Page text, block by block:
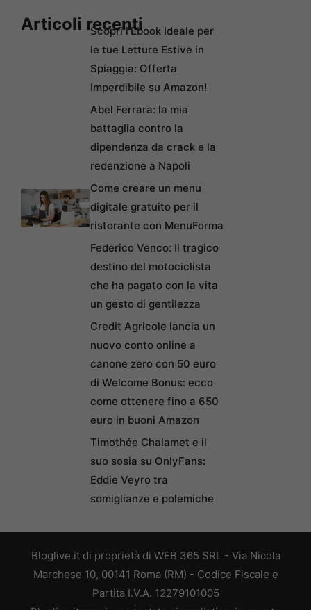
Articoli recentiScopri l’Ebook Ideale per
le tue Letture Estive in
Spiaggia: Offerta
Imperdibile su Amazon!
Abel Ferrara: la mia
battaglia contro la
dipendenza da crack e la
redenzione a Napoli
Come creare un menu
digitale gratuito per il
ristorante con MenuForma
Federico Venco: Il tragico
destino del motociclista
che ha pagato con la vita
un gesto di gentilezza
Credit Agricole lancia un
nuovo conto online a
canone zero con 50 euro
di Welcome Bonus: ecco
come ottenere fino a 650
euro in buoni Amazon
Timothée Chalamet e il
suo sosia su OnlyFans:
Eddie Veyro tra
somiglianze e polemiche
Bloglive.it di proprietà di WEB 365 SRL - Via Nicola
Marchese 10, 00141 Roma (RM) - Codice Fiscale e
Partita I.V.A. 12279101005